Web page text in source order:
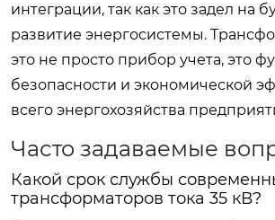
интеграции, так как это задел на
развитие энергосистемы.
это не просто прибор учета, это
безопасности и экономической
всего энергохозяйства
Часто задаваемые
Какой срок службы
трансформаторов тока 35 кВ?